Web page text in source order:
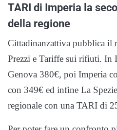
TARI di Imperia la
della regione
Cittadinanzattiva pubblica il
Prezzi e Tariffe sui rifiuti. In
Genova 380€, poi Imperia
con 349€ ed infine La
regionale con una TARI di